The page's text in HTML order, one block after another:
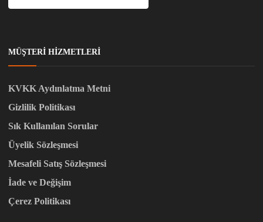
MÜŞTERI HIZMETLERI
KVKK Aydınlatma Metni
Gizlilik Politikası
Sık Kullanılan Sorular
Üyelik Sözleşmesi
Mesafeli Satış Sözleşmesi
İade ve Değişim
Çerez Politikası